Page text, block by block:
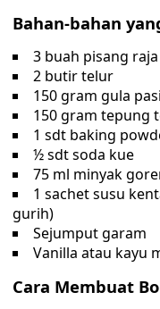
Bahan-bahan
3 buah pisang
2 butir telur
150 gram gula
150 gram tepung
1 sdt baking
½ sdt soda kue
75 ml minyak
1 sachet susu
gurih)
Sejumput garam
Vanilla atau kayu
Cara Membuat